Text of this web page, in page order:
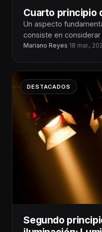
Cuarto principio
Un aspecto
consiste en
instalación de las
Mariano Reyes·18 mar.,
DESTACADOS
Segundo